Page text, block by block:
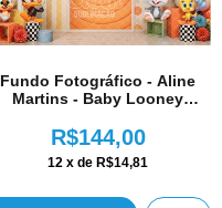
Fundo Fotográfico - Aline
Martins - Baby Looney
R$144,00
12 x de R$14,81